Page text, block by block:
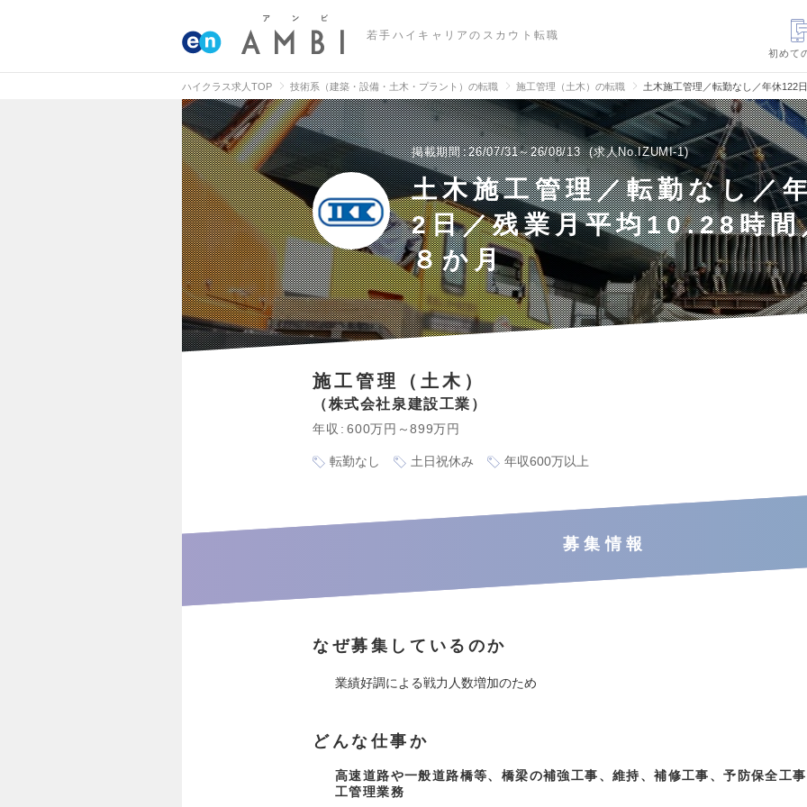
若手ハイキャリアのスカウト転職
初めて
ハイクラス求人TOP 技術系（建築・設備・土木・プラント）の転職 施工管理（土木）の転職 土木施工管理／転勤なし／年休122
掲載期間 26/07/31～26/08/13 求人No.IZUMI-1
土木施工管理／転勤なし／
2日／残業月平均10.28時間
８か月
施工管理（土木）
株式会社泉建設工業
年収 600万円～899万円
転勤なし 土日祝休み 年収600万以上
募集情報
なぜ募集しているのか
業績好調による戦力人数増加のため
どんな仕事か
高速道路や一般道路橋等、橋梁の補強工事、維持、補修工事、予防保全工
工管理業務